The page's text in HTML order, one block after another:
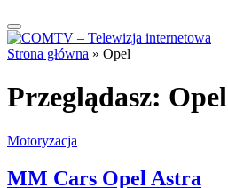
Strona główna » Opel
Przeglądasz: Opel
Motoryzacja
MM Cars Opel Astra